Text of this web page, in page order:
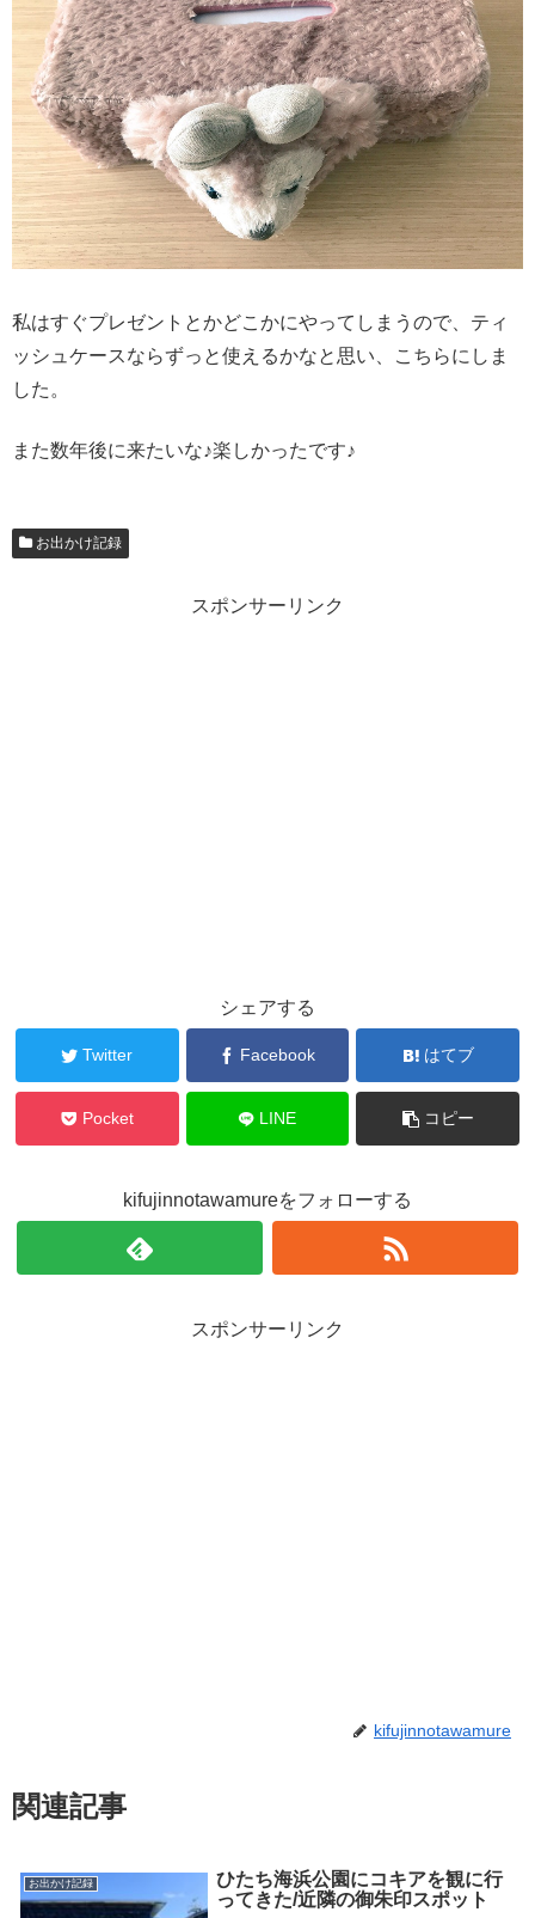
私はすぐプレゼントとかどこかにやってしまうので、ティ
ッシュケースならずっと使えるかなと思い、こちらにしま
した。
また数年後に来たいな♪楽しかったです♪
お出かけ記録
スポンサーリンク
シェアする
Twitter Facebook はてブ
Pocket LINE コピー
kifujinnotawamureをフォローする
スポンサーリンク
kifujinnotawamure
関連記事
お出かけ記録
ひたち海浜公園にコキアを観に行
ってきた/近隣の御朱印スポット